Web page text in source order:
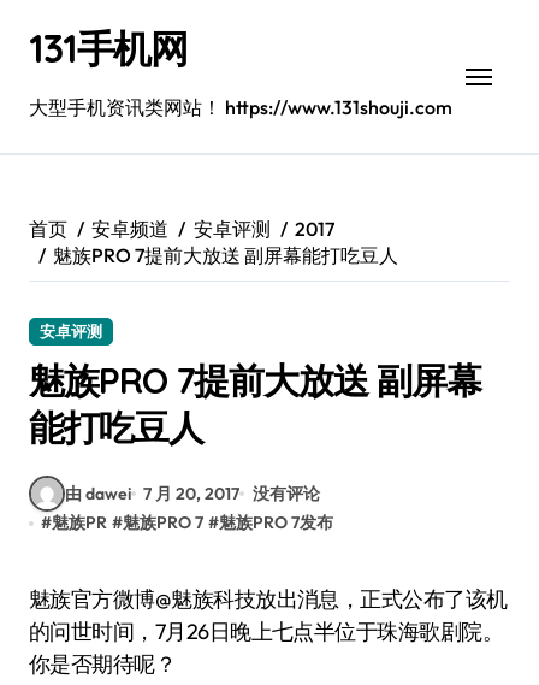
131手机网
大型手机资讯类网站！ https://www.131shouji.com
首页 安卓频道 安卓评测
2017
魅族PRO 7提前大放送 副屏幕能打吃豆人
安卓评测
魅族PRO 7提前大放送 副屏幕
能打吃豆人
由 dawei 7 月 20, 2017 没有评论
#魅族PR #魅族PRO 7 #魅族PRO 7发布
魅族官方微博@魅族科技放出消息，正式公布了该机
的问世时间，7月26日晚上七点半位于珠海歌剧院。
你是否期待呢？